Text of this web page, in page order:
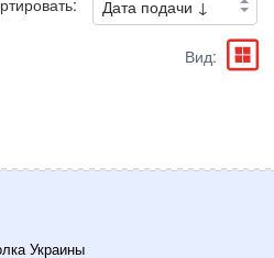
Вид:
Украины